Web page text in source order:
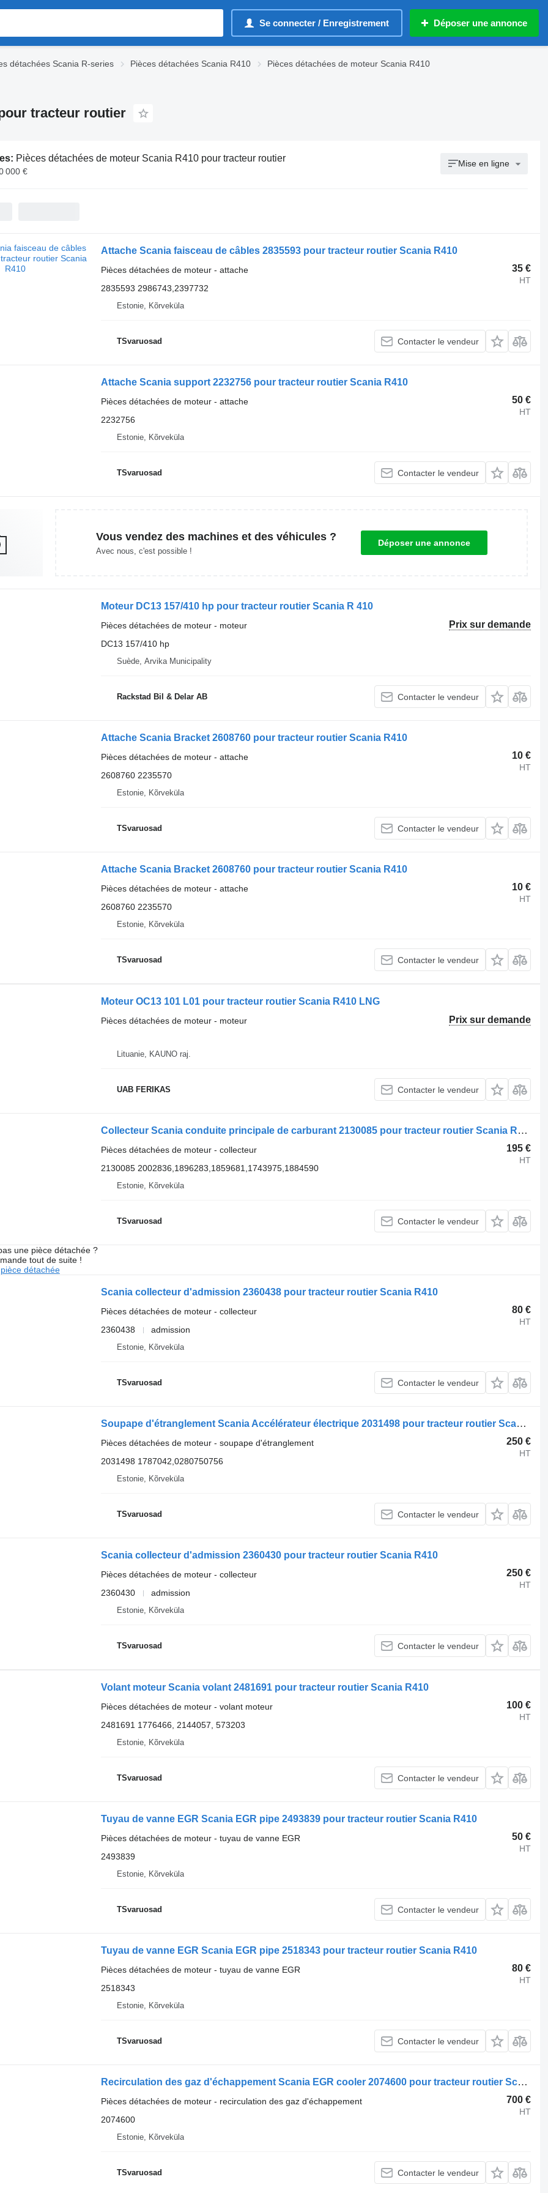
Se connecter / Enregistrement Déposer une annonce
détachées Scania R-series Pièces détachées Scania R410
Pièces détachées de moteur Scania R410
tracteur routier
Pièces détachées de moteur Scania R410 pour tracteur routier
000 €
Mise en ligne
Attache Scania faisceau de câbles 2835593 pour tracteur routier Scania R410
35 €
HT
Pièces détachées de moteur - attache
2835593 2986743,2397732
Estonie, Kõrveküla
TSvaruosad Contacter le vendeur
Attache Scania support 2232756 pour tracteur routier Scania R410
50 €
HT
Pièces détachées de moteur - attache
2232756
Estonie, Kõrveküla
TSvaruosad Contacter le vendeur
Vous vendez des machines et des véhicules ?
Avec nous, c'est possible !
Déposer une annonce
Moteur DC13 157/410 hp pour tracteur routier Scania R 410
Prix sur demande
Pièces détachées de moteur - moteur
DC13 157/410 hp
Suède, Arvika Municipality
Rackstad Bil & Delar AB Contacter le vendeur
Attache Scania Bracket 2608760 pour tracteur routier Scania R410
10 €
HT
Pièces détachées de moteur - attache
2608760 2235570
Estonie, Kõrveküla
TSvaruosad Contacter le vendeur
Attache Scania Bracket 2608760 pour tracteur routier Scania R410
10 €
HT
Pièces détachées de moteur - attache
2608760 2235570
Estonie, Kõrveküla
TSvaruosad Contacter le vendeur
Moteur OC13 101 L01 pour tracteur routier Scania R410 LNG
Prix sur demande
Pièces détachées de moteur - moteur
Lituanie, KAUNO raj.
UAB FERIKAS Contacter le vendeur
Collecteur Scania conduite principale de carburant 2130085 pour tracteur routier Scania R410
195 €
HT
Pièces détachées de moteur - collecteur
2130085 2002836,1896283,1859681,1743975,1884590
Estonie, Kõrveküla
TSvaruosad Contacter le vendeur
une pièce détachée ?
tout de suite !
détachée
Scania collecteur d'admission 2360438 pour tracteur routier Scania R410
80 €
HT
Pièces détachées de moteur - collecteur
2360438
admission
Estonie, Kõrveküla
TSvaruosad Contacter le vendeur
Soupape d'étranglement Scania Accélérateur électrique 2031498 pour tracteur routier Scania R410
250 €
HT
Pièces détachées de moteur - soupape d'étranglement
2031498 1787042,0280750756
Estonie, Kõrveküla
TSvaruosad Contacter le vendeur
Scania collecteur d'admission 2360430 pour tracteur routier Scania R410
250 €
HT
Pièces détachées de moteur - collecteur
2360430
admission
Estonie, Kõrveküla
TSvaruosad Contacter le vendeur
Volant moteur Scania volant 2481691 pour tracteur routier Scania R410
100 €
HT
Pièces détachées de moteur - volant moteur
2481691 1776466, 2144057, 573203
Estonie, Kõrveküla
TSvaruosad Contacter le vendeur
Tuyau de vanne EGR Scania EGR pipe 2493839 pour tracteur routier Scania R410
50 €
HT
Pièces détachées de moteur - tuyau de vanne EGR
2493839
Estonie, Kõrveküla
TSvaruosad Contacter le vendeur
Tuyau de vanne EGR Scania EGR pipe 2518343 pour tracteur routier Scania R410
80 €
HT
Pièces détachées de moteur - tuyau de vanne EGR
2518343
Estonie, Kõrveküla
TSvaruosad Contacter le vendeur
Recirculation des gaz d'échappement Scania EGR cooler 2074600 pour tracteur routier Scania R410
700 €
HT
Pièces détachées de moteur - recirculation des gaz d'échappement
2074600
Estonie, Kõrveküla
TSvaruosad Contacter le vendeur